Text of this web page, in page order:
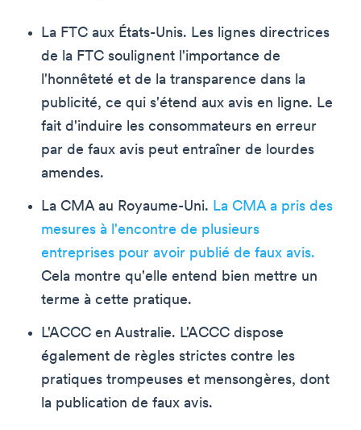
La FTC aux États-Unis. Les lignes directrices
de la FTC soulignent l'importance de
l'honnêteté et de la transparence dans la
publicité, ce qui s'étend aux avis en ligne. Le
fait d'induire les consommateurs en erreur
par de faux avis peut entraîner de lourdes
amendes.
La CMA au Royaume-Uni. La CMA a pris des
mesures à l'encontre de plusieurs
entreprises pour avoir publié de faux avis.
Cela montre qu'elle entend bien mettre un
terme à cette pratique.
L'ACCC en Australie. L'ACCC dispose
également de règles strictes contre les
pratiques trompeuses et mensongères, dont
la publication de faux avis.